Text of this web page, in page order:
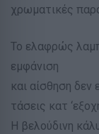
χρωματικές
Το ελαφρώς
εμφάνιση
και αίσθηση δεν
τάσεις κατ
Η βελούδινη